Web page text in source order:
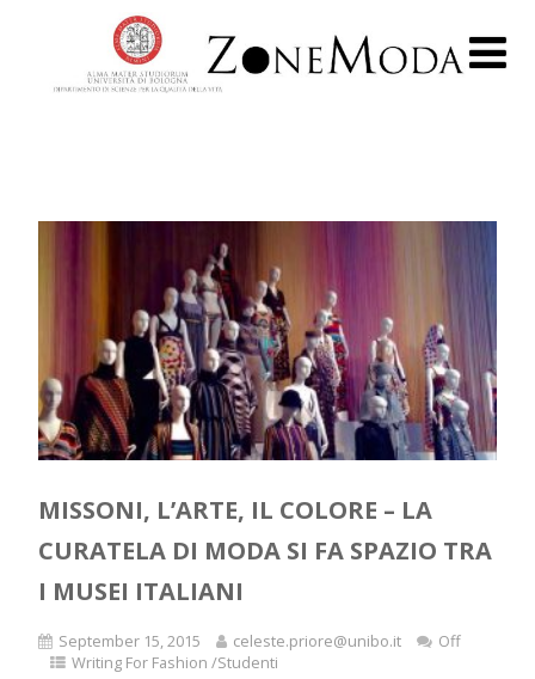
MISSONI, L’ARTE, IL COLORE – LA
CURATELA DI MODA SI FA SPAZIO TRA
I MUSEI ITALIANI
September 15, 2015 celeste.priore@unibo.it
Off
Writing For Fashion /Studenti